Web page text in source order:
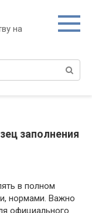
на
заполнения
в полном
нормами. Важно
официального